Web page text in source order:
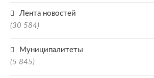
Лента новостей
(30 584)
Муниципалитеты
(5 845)